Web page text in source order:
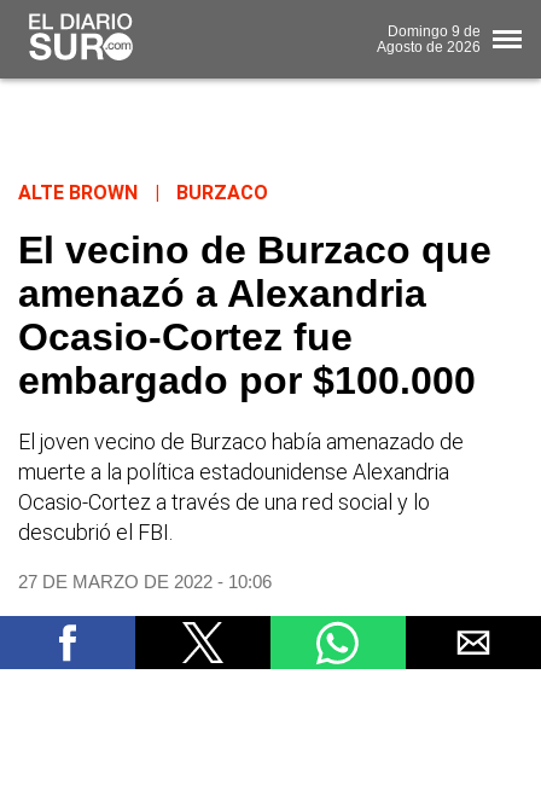
Domingo 9 de
Agosto de 2026
ALTE BROWN BURZACO
El vecino de Burzaco que
amenazó a Alexandria
Ocasio-Cortez fue
embargado por $100.000
El joven vecino de Burzaco había amenazado de
muerte a la política estadounidense Alexandria
Ocasio-Cortez a través de una red social y lo
descubrió el FBI.
27 DE MARZO DE 2022 - 10:06